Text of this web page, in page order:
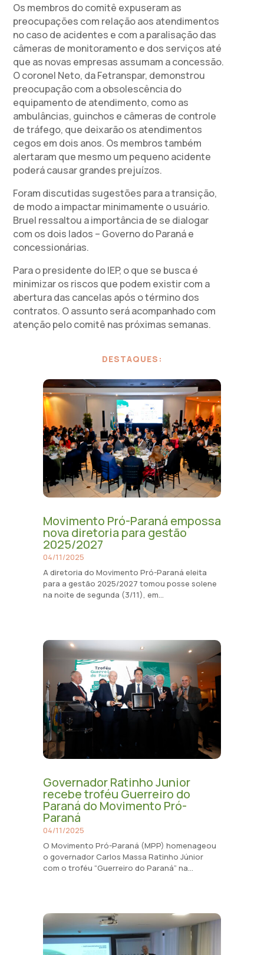
Os membros do comitê expuseram as
preocupações com relação aos atendimentos
no caso de acidentes e com a paralisação das
câmeras de monitoramento e dos serviços até
que as novas empresas assumam a concessão.
O coronel Neto, da Fetranspar, demonstrou
preocupação com a obsolescência do
equipamento de atendimento, como as
ambulâncias, guinchos e câmeras de controle
de tráfego, que deixarão os atendimentos
cegos em dois anos. Os membros também
alertaram que mesmo um pequeno acidente
poderá causar grandes prejuízos.
Foram discutidas sugestões para a transição,
de modo a impactar minimamente o usuário.
Bruel ressaltou a importância de se dialogar
com os dois lados – Governo do Paraná e
concessionárias.
Para o presidente do IEP, o que se busca é
minimizar os riscos que podem existir com a
abertura das cancelas após o término dos
contratos. O assunto será acompanhado com
atenção pelo comitê nas próximas semanas.
DESTAQUES:
Movimento Pró-Paraná empossa
nova diretoria para gestão
2025/2027
04/11/2025
A diretoria do Movimento Pró-Paraná eleita
para a gestão 2025/2027 tomou posse solene
na noite de segunda (3/11), em...
Governador Ratinho Junior
recebe troféu Guerreiro do
Paraná do Movimento Pró-
Paraná
04/11/2025
O Movimento Pró-Paraná (MPP) homenageou
o governador Carlos Massa Ratinho Júnior
com o troféu “Guerreiro do Paraná” na...